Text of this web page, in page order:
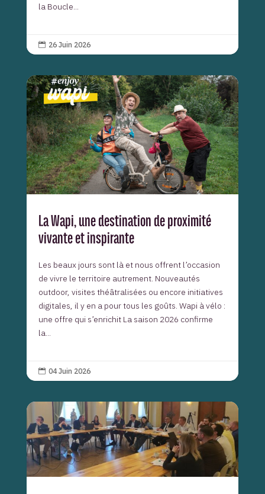
la Boucle...
 26 Juin 2026
La Wapi, une destination de proximité
vivante et inspirante
Les beaux jours sont là et nous offrent l’occasion
de vivre le territoire autrement. Nouveautés
outdoor, visites théâtralisées ou encore initiatives
digitales, il y en a pour tous les goûts. Wapi à vélo :
une offre qui s’enrichit La saison 2026 confirme
la...
 04 Juin 2026